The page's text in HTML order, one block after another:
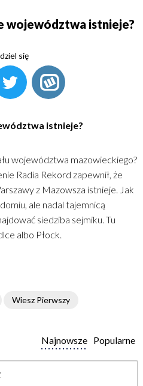
województwa istnieje?
się
istnieje?
województwa mazowieckiego?
Radia Rekord zapewnił, że
z Mazowsza istnieje. Jak
ale nadal tajemnicą
siedziba sejmiku. Tu
albo Płock.
Wiesz Pierwszy
Popularne
Najnowsze